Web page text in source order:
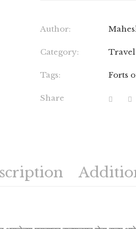
Author:
Category: Travel
Tags: Forts
Share